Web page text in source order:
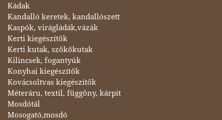
Kádak
Kandalló keretek, kandallószett
Kaspók, virágládák,vázák
Kerti kiegészítők
Kerti kutak, szökőkutak
Kilincsek, fogantyúk
Konyhai kiegészítők
Kovácsoltvas kiegészítők
Méteráru, textil, függöny, kárpit
Mosdótál
Mosogató,mosdó